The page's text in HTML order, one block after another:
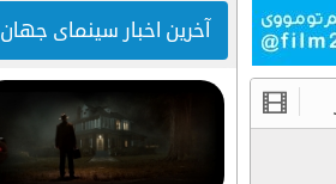
آخرین اخبار سینمای جهان